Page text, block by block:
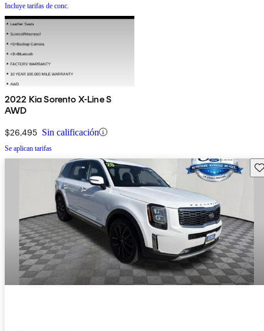
Incluye tarifas de conc.
2022 Kia Sorento X-Line S
AWD
$26,495 Sin calificación
Se aplican tarifas